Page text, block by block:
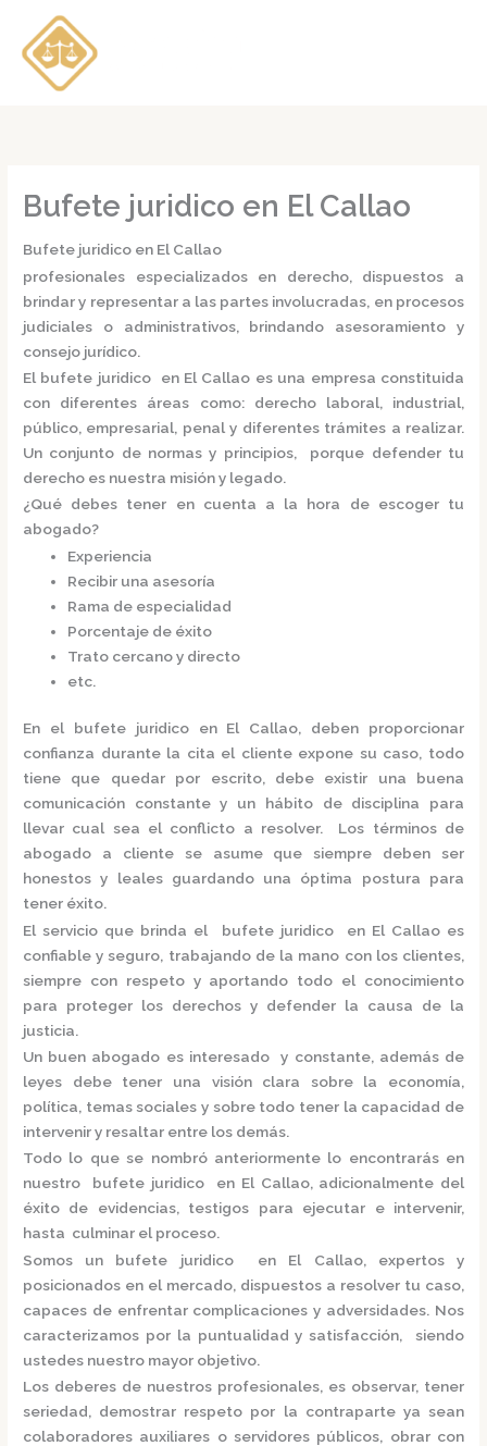
contenido
Bufete juridico en El Callao
Bufete juridico en El Callao
profesionales especializados en derecho, dispuestos a
brindar y representar a las partes involucradas, en procesos
judiciales o administrativos, brindando asesoramiento y
consejo jurídico.
El bufete juridico en El Callao es una empresa constituida
con diferentes áreas como: derecho laboral, industrial,
público, empresarial, penal y diferentes trámites a realizar.
Un conjunto de normas y principios, porque defender tu
derecho es nuestra misión y legado.
¿Qué debes tener en cuenta a la hora de escoger tu
abogado?
Experiencia
Recibir una asesoría
Rama de especialidad
Porcentaje de éxito
Trato cercano y directo
etc.
En el bufete juridico en El Callao, deben proporcionar
confianza durante la cita el cliente expone su caso, todo
tiene que quedar por escrito, debe existir una buena
comunicación constante y un hábito de disciplina para
llevar cual sea el conflicto a resolver. Los términos de
abogado a cliente se asume que siempre deben ser
honestos y leales guardando una óptima postura para
tener éxito.
El servicio que brinda el
bufete juridico en El Callao es
confiable y seguro, trabajando de la mano con los clientes,
siempre con respeto y aportando todo el conocimiento
para proteger los derechos y defender la causa de la
justicia.
Un buen abogado es interesado y constante, además de
leyes debe tener una visión clara sobre la economía,
política, temas sociales y sobre todo tener la capacidad de
intervenir y resaltar entre los demás.
Todo lo que se nombró anteriormente lo encontrarás en
nuestro
bufete juridico en El Callao, adicionalmente del
éxito de evidencias, testigos para ejecutar e intervenir,
hasta culminar el proceso.
Somos un bufete juridico en El Callao, expertos y
posicionados en el mercado, dispuestos a resolver tu caso,
capaces de enfrentar complicaciones y adversidades. Nos
caracterizamos por la puntualidad y satisfacción, siendo
ustedes nuestro mayor objetivo.
Los deberes de nuestros profesionales, es observar, tener
seriedad, demostrar respeto por la contraparte ya sean
colaboradores auxiliares o servidores públicos, obrar con